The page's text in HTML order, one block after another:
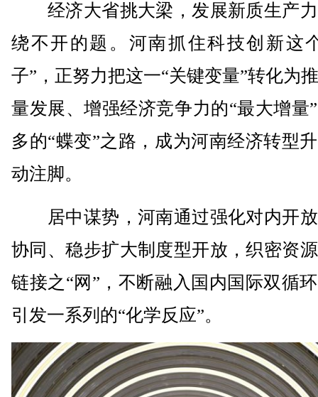
经济大省挑大梁，发展新质生产
绕不开的题。河南抓住科技创新这
子”，正努力把这一“关键变量”转化为
量发展、增强经济竞争力的“最大增量
多的“蝶变”之路，成为河南经济转型
动注脚。
居中谋势，河南通过强化对内开
协同、稳步扩大制度型开放，织密资
链接之“网”，不断融入国内国际双循
引发一系列的“化学反应”。